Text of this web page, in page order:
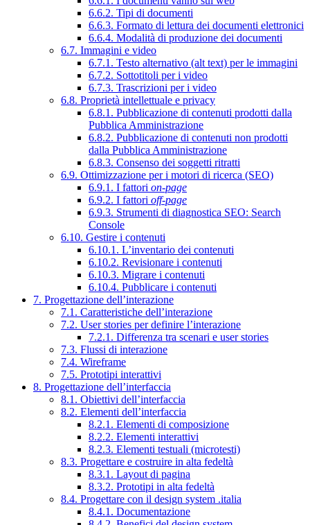
6.6.2. Tipi di documenti
6.6.3. Formato di lettura dei documenti elettronici
6.6.4. Modalità di produzione dei documenti
6.7. Immagini e video
6.7.1. Testo alternativo (alt text) per le immagini
6.7.2. Sottotitoli per i video
6.7.3. Trascrizioni per i video
6.8. Proprietà intellettuale e privacy
6.8.1. Pubblicazione di contenuti prodotti dalla
Pubblica Amministrazione
6.8.2. Pubblicazione di contenuti non prodotti
dalla Pubblica Amministrazione
6.8.3. Consenso dei soggetti ritratti
6.9. Ottimizzazione per i motori di ricerca (SEO)
6.9.1. I fattori on-page
6.9.2. I fattori off-page
6.9.3. Strumenti di diagnostica SEO: Search
Console
6.10. Gestire i contenuti
6.10.1. L’inventario dei contenuti
6.10.2. Revisionare i contenuti
6.10.3. Migrare i contenuti
6.10.4. Pubblicare i contenuti
7. Progettazione dell’interazione
7.1. Caratteristiche dell’interazione
7.2. User stories per definire l’interazione
7.2.1. Differenza tra scenari e user stories
7.3. Flussi di interazione
7.4. Wireframe
7.5. Prototipi interattivi
8. Progettazione dell’interfaccia
8.1. Obiettivi dell’interfaccia
8.2. Elementi dell’interfaccia
8.2.1. Elementi di composizione
8.2.2. Elementi interattivi
8.2.3. Elementi testuali (microtesti)
8.3. Progettare e costruire in alta fedeltà
8.3.1. Layout di pagina
8.3.2. Prototipi in alta fedeltà
8.4. Progettare con il design system .italia
8.4.1. Documentazione